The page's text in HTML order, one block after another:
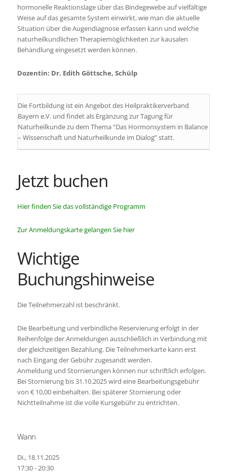
hormonelle Reaktionslage über das Bindegewebe auf vielfältige
Weise auf das gesamte System einwirkt, wie man die aktuelle
Situation über die Augendiagnose erfassen kann und welche
naturheilkundlichen Therapiemöglichkeiten zur kausalen
Behandlung eingesetzt werden können.
Dozentin: Dr. Edith Göttsche, Schülp
Die Fortbildung ist ein Angebot des Heilpraktikerverband
Bayern e.V. und findet als Ergänzung zur Tagung für
Naturheilkunde zu dem Thema “Das Hormonsystem in Balance
– Wissenschaft und Naturheilkunde im Dialog” statt.
Jetzt buchen
Hier finden Sie das vollständige Programm
Zur Anmeldungskarte gelangen Sie hier
Wichtige
Buchungshinweise
Die Teilnehmerzahl ist beschränkt.
Die Bearbeitung und verbindliche Reservierung erfolgt in der
Reihenfolge der Anmeldungen ausschließlich in Verbindung mit
der gleichzeitigen Bezahlung. Die Teilnehmerkarte kann erst
nach Eingang der Gebühr zugesandt werden.
Anmeldung und Stornierungen können nur schriftlich erfolgen.
Bei Stornierung bis 31.10.2025 wird eine Bearbeitungsgebühr
von € 10,00 einbehalten. Bei späterer Stornierung oder
Nichtteilnahme ist die volle Kursgebühr zu entrichten.
Wann
Di., 18.11.2025
17:30 - 20:30